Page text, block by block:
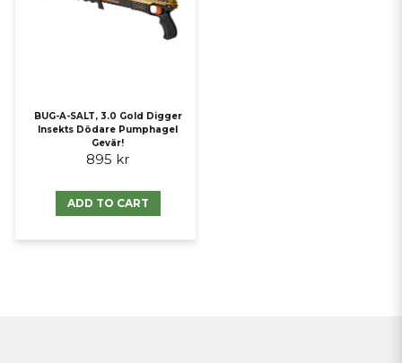
BUG-A-SALT, 3.0 Gold Digger
Insekts Dödare Pumphagel
Gevär!
895 kr
ADD TO CART